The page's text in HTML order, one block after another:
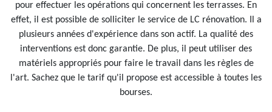
pour effectuer les opérations qui concernent les terrasses. En
effet, il est possible de solliciter le service de LC rénovation. Il a
plusieurs années d'expérience dans son actif. La qualité des
interventions est donc garantie. De plus, il peut utiliser des
matériels appropriés pour faire le travail dans les règles de
l'art. Sachez que le tarif qu'il propose est accessible à toutes les
bourses.